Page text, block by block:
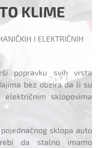
KLIME
I ELEKTRIČNIH
popravku svih vrsta
bez obzira da li su
sklopovima
sklopa auto
da stalno imamo